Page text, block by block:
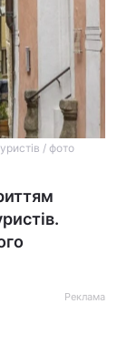
/ фото
Реклама